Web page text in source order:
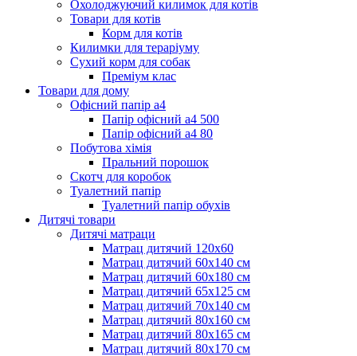
Охолоджуючий килимок для котів
Товари для котів
Корм для котів
Килимки для тераріуму
Сухий корм для собак
Преміум клас
Товари для дому
Офісний папір а4
Папір офісний а4 500
Папір офісний а4 80
Побутова хімія
Пральний порошок
Скотч для коробок
Туалетний папір
Туалетний папір обухів
Дитячі товари
Дитячі матраци
Матрац дитячий 120х60
Матрац дитячий 60х140 см
Матрац дитячий 60х180 см
Матрац дитячий 65х125 см
Матрац дитячий 70х140 см
Матрац дитячий 80х160 см
Матрац дитячий 80х165 см
Матрац дитячий 80х170 см